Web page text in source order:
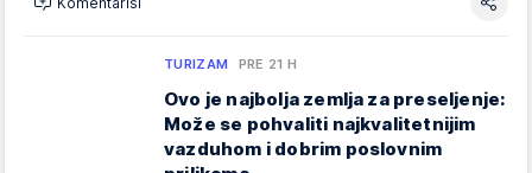
TURIZAM PRE 21 H
Ovo je najbolja zemlja za preseljenje:
Može se pohvaliti najkvalitetnijim
vazduhom i dobrim poslovnim